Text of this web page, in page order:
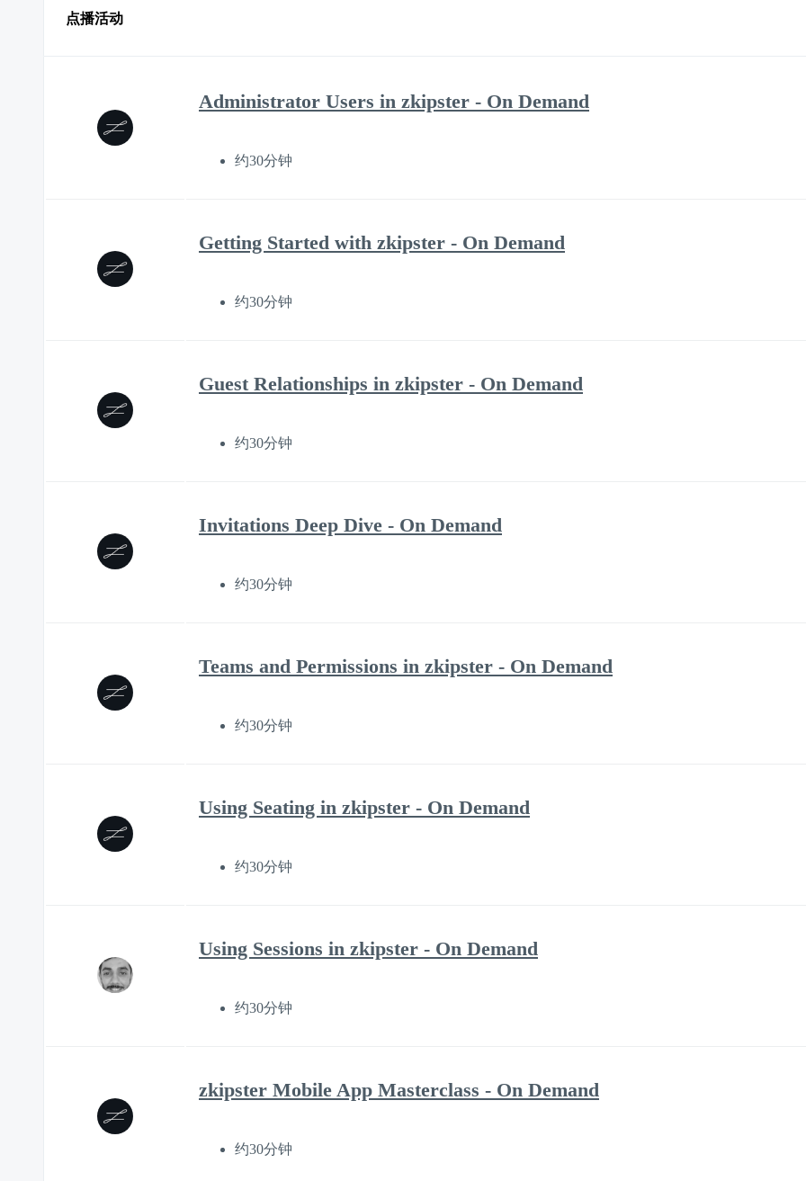
点播活动
Administrator Users in zkipster - On Demand
约30分钟
Getting Started with zkipster - On Demand
约30分钟
Guest Relationships in zkipster - On Demand
约30分钟
Invitations Deep Dive - On Demand
约30分钟
Teams and Permissions in zkipster - On Demand
约30分钟
Using Seating in zkipster - On Demand
约30分钟
Using Sessions in zkipster - On Demand
约30分钟
zkipster Mobile App Masterclass - On Demand
约30分钟